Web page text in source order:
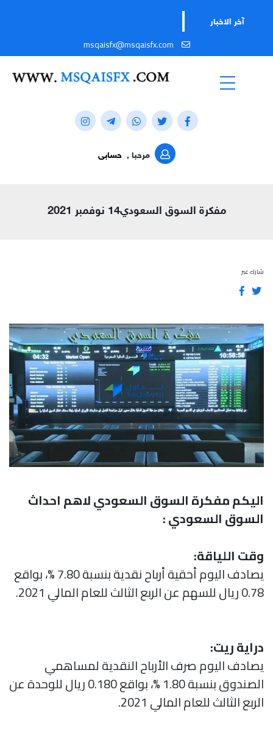
آخر الاخبار
msqaisfx@msqaisfx.com
مرحبا , حسابى
مفكرة السوق السعودي14 نوفمبر 2021
شارك عبر
اليكم مفكرة السوق السعودي لاهم احداث
السوق السعودي :
وقت اللياقة:
يصادف اليوم أحقية أرباح نقدية بنسبة 7.80 %، بواقع
0.78 ريال للسهم عن الربع الثالث للعام المالي 2021.
دراية ريت:
يصادف اليوم صرف الأرباح النقدية لمساهمي
الصندوق بنسبة 1.80 %، بواقع 0.180 ريال للوحدة عن
الربع الثالث للعام المالي 2021.